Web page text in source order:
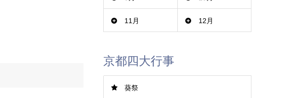
11月 12月
京都四大行事
葵祭